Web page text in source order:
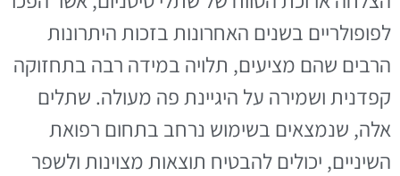
לפופולריים בשנים האחרונות בזכות היתרונות
הרבים שהם מציעים, תלויה במידה רבה בתחזוקה
קפדנית ושמירה על היגיינת פה מעולה. שתלים
אלה, שנמצאים בשימוש נרחב בתחום רפואת
השיניים, יכולים להבטיח תוצאות מצוינות ולשפר